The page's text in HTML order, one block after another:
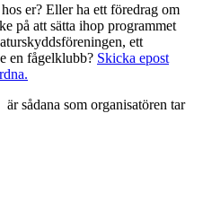
er? Eller ha ett föredrag om
på att sätta ihop programmet
ett
en fågelklubb? Skicka epost
är sådana som organisatören tar